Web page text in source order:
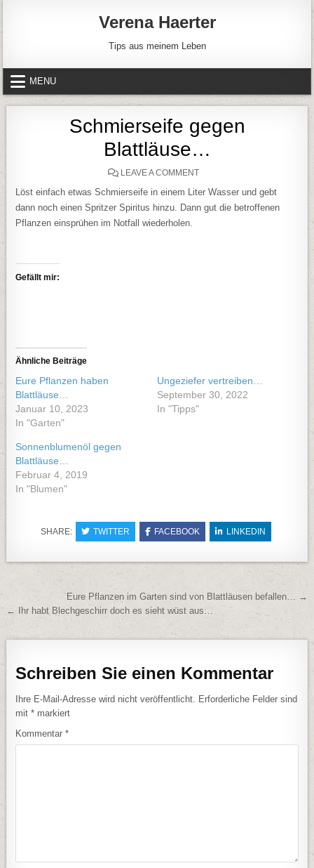
Verena Haerter
Tips aus meinem Leben
MENU
Schmierseife gegen
Blattläuse…
LEAVE A COMMENTON SCHMIERSEIFE GEGEN
Löst einfach etwas Schmierseife in einem Liter Wasser und gebt
dann noch einen Spritzer Spiritus hinzu. Dann gut die betroffenen
Pflanzen einsprühen im Notfall wiederholen.
Gefällt mir:
Ähnliche Beiträge
Eure Pflanzen haben
Blattläuse…
Januar 10, 2023
In "Garten"
Ungeziefer vertreiben…
September 30, 2022
In "Tipps"
Sonnenblumenöl gegen
Blattläuse…
Februar 4, 2019
In "Blumen"
SHARE: TWITTER FACEBOOK LINKEDIN
Beitragsnavigation
Eure Pflanzen im Garten sind von Blattläusen befallen… →
← Ihr habt Blechgeschirr doch es sieht wüst aus…
Schreiben Sie einen Kommentar
Ihre E-Mail-Adresse wird nicht veröffentlicht.
Erforderliche Felder sind
mit* markiert
Kommentar*